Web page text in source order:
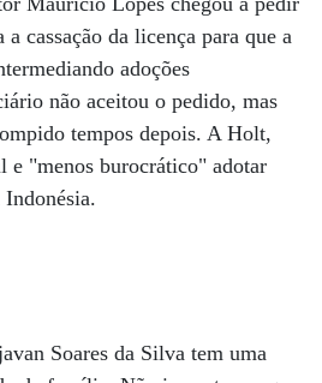
cassação da licença para que a
adoções
não aceitou o pedido, mas
tempos depois. A Holt,
e "menos burocrático" adotar
Soares da Silva tem uma